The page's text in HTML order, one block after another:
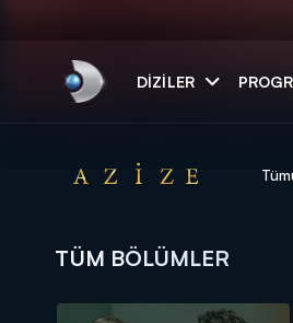
DIZILER
TÜM BÖLÜMLER